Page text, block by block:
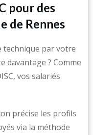
pour des
de Rennes
technique par votre
davantage ? Comme
vos salariés
précise les profils
via la méthode